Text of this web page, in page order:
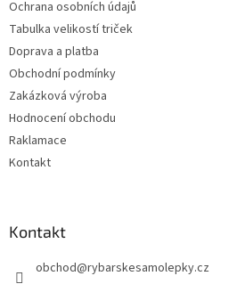
Ochrana osobních údajů
Tabulka velikostí triček
Doprava a platba
Obchodní podmínky
Zakázková výroba
Hodnocení obchodu
Raklamace
Kontakt
Kontakt
obchod@rybarskesamolepky.cz